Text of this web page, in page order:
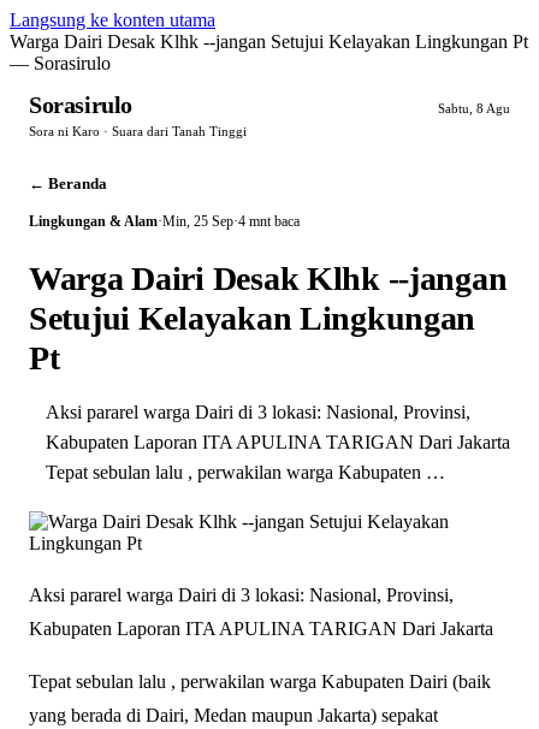
Langsung ke konten utama
Warga Dairi Desak Klhk --jangan Setujui Kelayakan Lingkungan Pt
— Sorasirulo
Sorasirulo
Sabtu, 8 Agu
Sora ni Karo · Suara dari Tanah Tinggi
← Beranda
Lingkungan & Alam·Min, 25 Sep·4 mnt baca
Warga Dairi Desak Klhk --jangan
Setujui Kelayakan Lingkungan
Pt
Aksi pararel warga Dairi di 3 lokasi: Nasional, Provinsi,
Kabupaten Laporan ITA APULINA TARIGAN Dari Jakarta
Tepat sebulan lalu , perwakilan warga Kabupaten …
Aksi pararel warga Dairi di 3 lokasi: Nasional, Provinsi,
Kabupaten Laporan ITA APULINA TARIGAN Dari Jakarta
Tepat sebulan lalu , perwakilan warga Kabupaten Dairi (baik
yang berada di Dairi, Medan maupun Jakarta) sepakat